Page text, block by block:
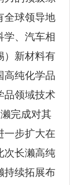
全球领导地
学、汽车相
）新材料有
高纯化学品
品领域技术
完成对其
一步扩大在
次长濑高纯
持续拓展布